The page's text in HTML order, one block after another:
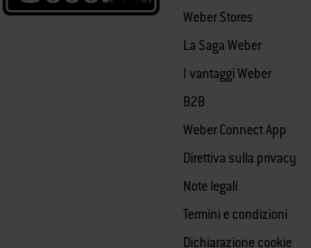
Weber Stores
La Saga Weber
I vantaggi Weber
B2B
Weber Connect App
Direttiva sulla privacy
Note legali
Termini e condizioni
Dichiarazione cookie